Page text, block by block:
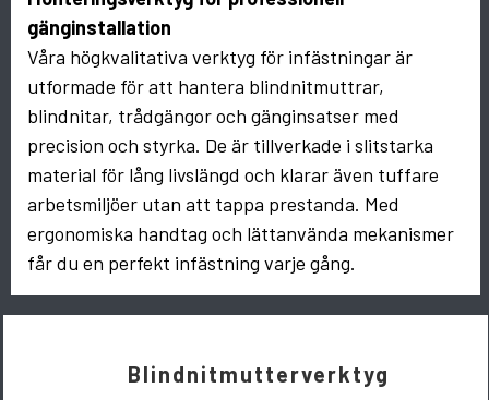
gänginstallation
Våra högkvalitativa verktyg för infästningar är
utformade för att hantera blindnitmuttrar,
blindnitar, trådgängor och gänginsatser med
precision och styrka. De är tillverkade i slitstarka
material för lång livslängd och klarar även tuffare
arbetsmiljöer utan att tappa prestanda. Med
ergonomiska handtag och lättanvända mekanismer
får du en perfekt infästning varje gång.
Blindnitmutterverktyg